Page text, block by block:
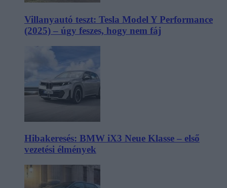
Villanyautó teszt: Tesla Model Y Performance
(2025) – úgy feszes, hogy nem fáj
Hibakeresés: BMW iX3 Neue Klasse – első
vezetési élmények